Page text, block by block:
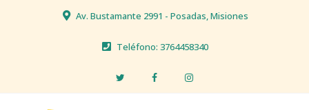
Av. Bustamante 2991 - Posadas, Misiones
Teléfono: 3764458340